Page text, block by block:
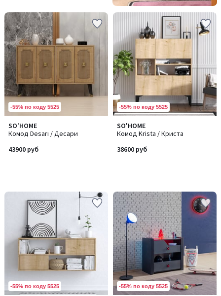
-55% по коду 5525
SO'HOME
Комод Desarı / Десари
43900 руб
-55% по коду 5525
SO'HOME
Комод Krista / Криста
38600 руб
-55% по коду 5525 -55% по коду 5525